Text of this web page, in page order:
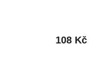
je
108 Kč